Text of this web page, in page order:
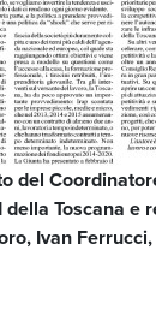
del
Toscana e
Ivan